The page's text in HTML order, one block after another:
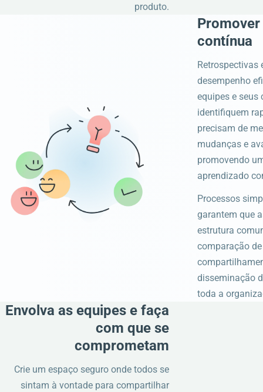
produto.
contínua
Retrospectivas
desempenho
equipes e seus
identifiquem
precisam de
mudanças e
promovendo
aprendizado
Processos
garantem que
estrutura
comparação
disseminação
toda a
Envolva as equipes e faça
com que se
comprometam
Crie um espaço seguro onde todos se
sintam à vontade para compartilhar